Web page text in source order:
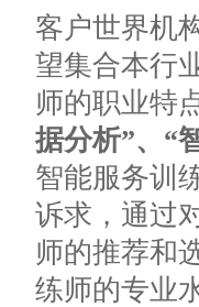
客户世界机
望集合本行
师的职业特
据分析”、“
智能服务训
诉求，通过
师的推荐和
练师的专业